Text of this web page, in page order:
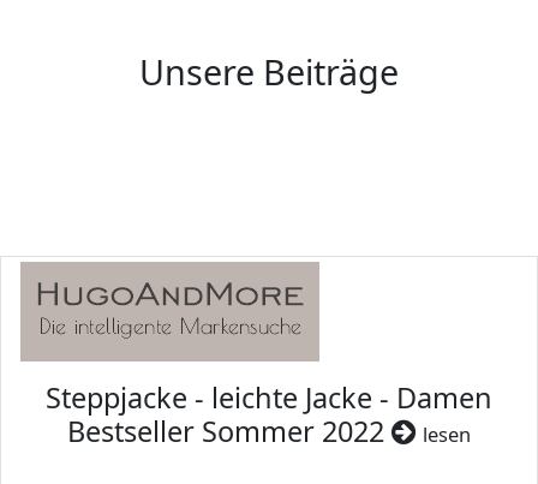
Unsere Beiträge
Steppjacke - leichte Jacke - Damen
Bestseller Sommer 2022
lesen